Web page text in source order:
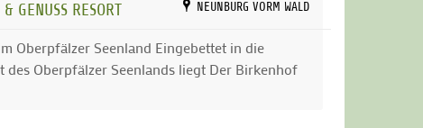
GENUSS RESORT NEUNBURG VORM WALD
Oberpfälzer Seenland Eingebettet in die
des Oberpfälzer Seenlands liegt Der Birkenhof